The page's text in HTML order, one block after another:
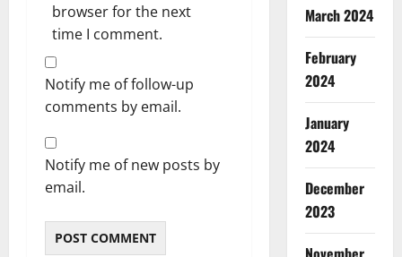
browser for the next
time I comment.
Notify me of follow-up
comments by email.
Notify me of new posts by
email.
March 2024
February
2024
January
2024
December
2023